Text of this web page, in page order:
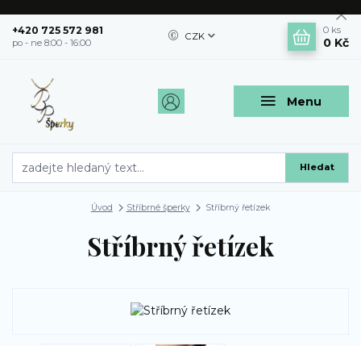
Menu
CZK
Hledat
+420 725 572 981
po - ne 8:00 - 16:00
0 ks
0 Kč
Úvod Stříbrné šperky Stříbrný řetízek
Stříbrný řetízek